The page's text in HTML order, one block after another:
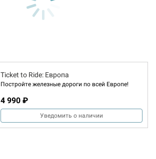
Ticket to Ride: Европа
Постройте железные дороги по всей Европе!
4 990 ₽
Уведомить о наличии